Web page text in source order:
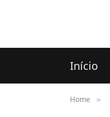
Início
Home »